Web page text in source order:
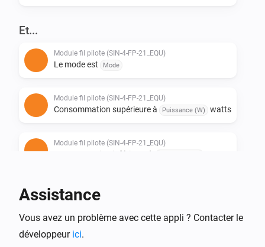
Et...
Module fil pilote (SIN-4-FP-21_EQU)
Le mode est Mode
Module fil pilote (SIN-4-FP-21_EQU)
Consommation supérieure à Puissance (W) watts
Module fil pilote (SIN-4-FP-21_EQU)
Consommation inférieure à
Consommation supérieure ou égale à
Assistance
Vous avez un problème avec cette appli ? Contacter le
développeur ici.